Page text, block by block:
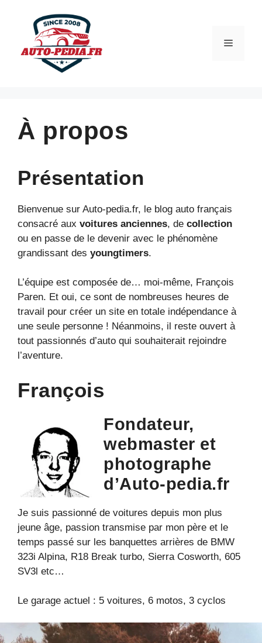
Menu
À propos
Présentation
Bienvenue sur Auto-pedia.fr, le blog auto français
consacré aux voitures anciennes, de collection
ou en passe de le devenir avec le phénomène
grandissant des youngtimers.
L’équipe est composée de… moi-même, François
Paren. Et oui, ce sont de nombreuses heures de
travail pour créer un site en totale indépendance à
une seule personne ! Néanmoins, il reste ouvert à
tout passionnés d’auto qui souhaiterait rejoindre
l’aventure.
François
Fondateur,
webmaster et
photographe
d’Auto-pedia.fr
Je suis passionné de voitures depuis mon plus
jeune âge, passion transmise par mon père et le
temps passé sur les banquettes arrières de BMW
323i Alpina, R18 Break turbo, Sierra Cosworth, 605
SV3l etc…
Le garage actuel : 5 voitures, 6 motos, 3 cyclos